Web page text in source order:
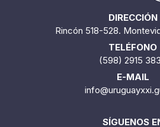
DIRECCIÓN
Rincón 518-528.
TELÉFONO
(598) 2915
E-MAIL